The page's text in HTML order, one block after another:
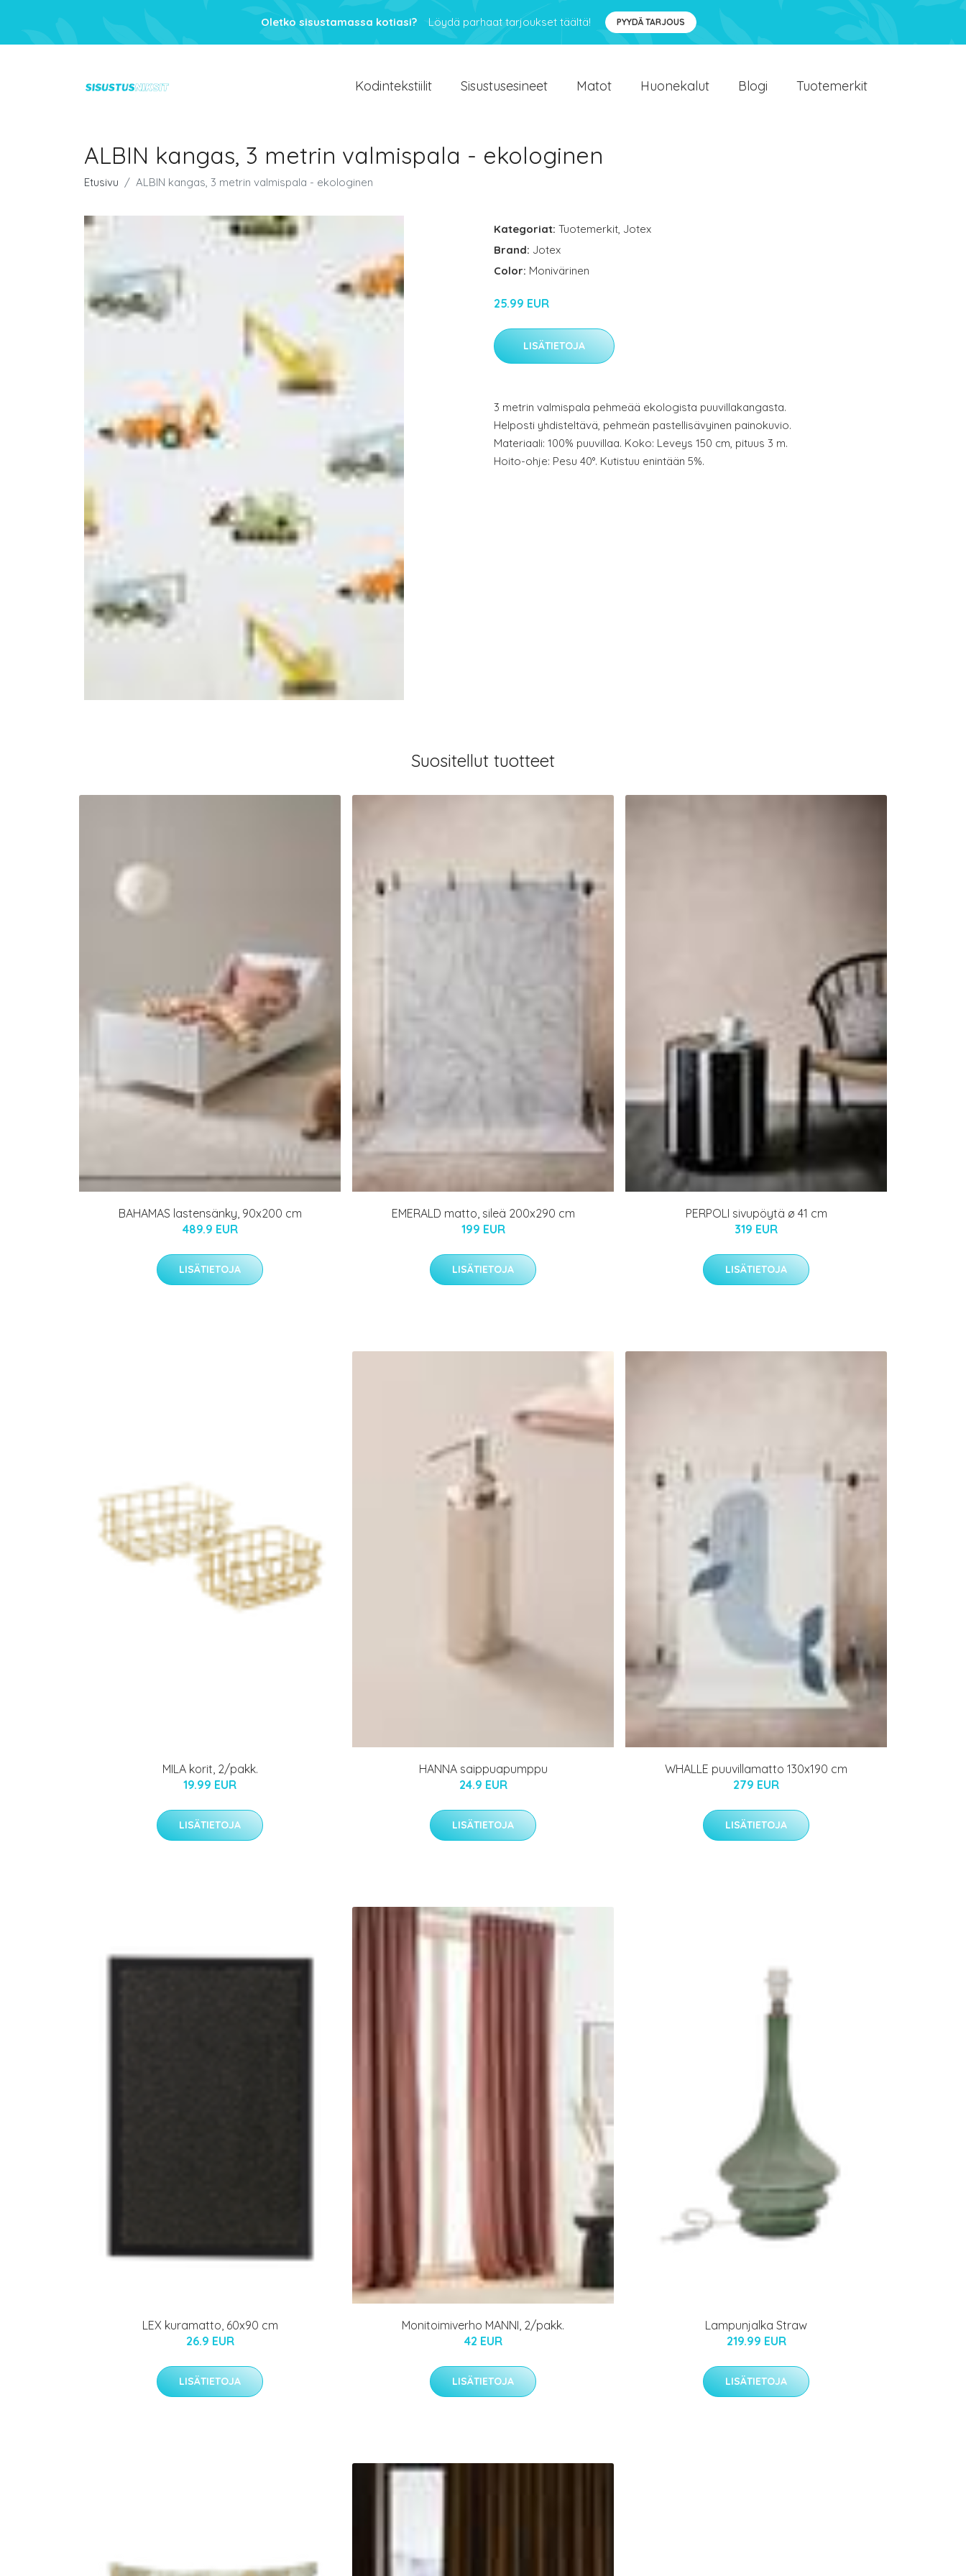
Oletko sisustamassa kotiasi? Löydä parhaat tarjoukset täältä! PYYDÄ TARJOUS
Kodintekstiilit Sisustusesineet Matot Huonekalut Blogi Tuotemerkit
ALBIN kangas, 3 metrin valmispala - ekologinen
Etusivu ALBIN kangas, 3 metrin valmispala - ekologinen
Kategoriat: Tuotemerkit, Jotex
Brand: Jotex
Color: Monivärinen
25.99 EUR
LISÄTIETOJA
3 metrin valmispala pehmeää ekologista puuvillakangasta.
Helposti yhdisteltävä, pehmeän pastellisävyinen painokuvio.
Materiaali: 100% puuvillaa. Koko: Leveys 150 cm, pituus 3 m.
Hoito-ohje: Pesu 40°. Kutistuu enintään 5%.
Suositellut tuotteet
BAHAMAS lastensänky, 90x200 cm
489.9 EUR
LISÄTIETOJA
EMERALD matto, sileä 200x290 cm
199 EUR
LISÄTIETOJA
PERPOLI sivupöytä ø 41 cm
319 EUR
LISÄTIETOJA
MILA korit, 2/pakk.
19.99 EUR
LISÄTIETOJA
HANNA saippuapumppu
24.9 EUR
LISÄTIETOJA
WHALLE puuvillamatto 130x190 cm
279 EUR
LISÄTIETOJA
LEX kuramatto, 60x90 cm
26.9 EUR
LISÄTIETOJA
Monitoimiverho MANNI, 2/pakk.
42 EUR
LISÄTIETOJA
Lampunjalka Straw
219.99 EUR
LISÄTIETOJA